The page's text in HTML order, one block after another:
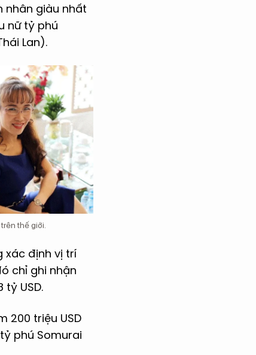
nhân giàu nhất
nữ tỷ phú
Lan).
thế giới.
xác định vị trí
chỉ ghi nhận
USD.
200 triệu USD
phú Somurai